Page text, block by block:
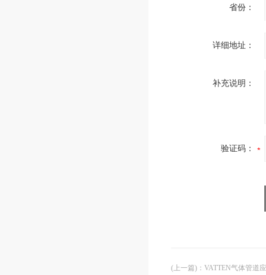
省份：
详细地址：
补充说明：
验证码：
(上一篇) ： VATTEN气体管道